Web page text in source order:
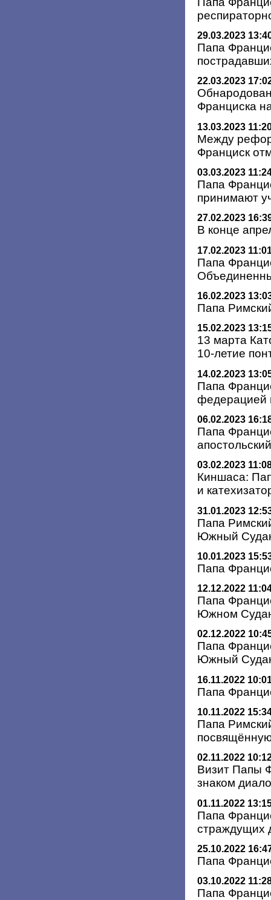
29.03.2023
Папа
22.03.2023
Франциска
13.03.2023
Между
Франциск
03.03.2023
Папа
принимают
27.02.2023
В конце
17.02.2023
Папа
16.02.2023
Папа
15.02.2023
13 марта
10-летие
14.02.2023
Папа
федерацией
06.02.2023
Папа
03.02.2023
Киншаса:
и
31.01.2023
Папа
Южный
10.01.2023
Папа
12.12.2022
Папа
Южном
02.12.2022
Папа
Южный
16.11.2022
Папа
10.11.2022
Папа
02.11.2022
Визит Папы
знаком
01.11.2022
Папа
страждущих
25.10.2022
Папа
03.10.2022
Папа